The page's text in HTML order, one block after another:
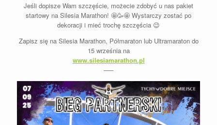
Jeśli dopisze Wam szczęście, możecie zdobyć u nas pakiet
startowy na Silesia Marathon! 🤩🥳🤩 Wystarczy zostać po
dekoracji i mieć trochę szczęścia 😉
Zapisz się na Silesia Marathon, Półmaraton lub Ultramaraton do
15 września na
www.silesiamarathon.pl
—–